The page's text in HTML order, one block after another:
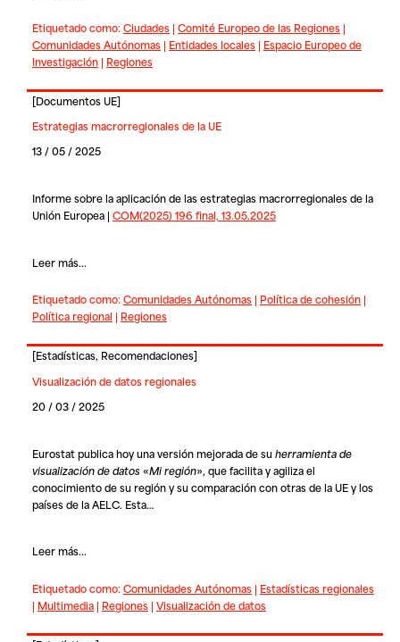
Etiquetado como:Ciudades| Comité Europeo de las Regiones|
Comunidades Autónomas| Entidades locales| Espacio Europeo de
Investigación| Regiones
[Documentos UE]
Estrategias macrorregionales de la UE
13 / 05 / 2025
Informe sobre la aplicación de las estrategias macrorregionales de la
Unión Europea | COM(2025) 196 final, 13.05.2025
Leer más...
Etiquetado como:Comunidades Autónomas| Política de cohesión|
Política regional | Regiones
[Estadísticas, Recomendaciones]
Visualización de datos regionales
20 / 03 / 2025
Eurostat publica hoy una versión mejorada de suherramienta de
visualización de datos«Mi región», que facilita y agiliza el
conocimiento de su región y su comparación con otras de la UE y los
países de la AELC. Esta…
Leer más...
Etiquetado como:Comunidades Autónomas| Estadísticas regionales
| Multimedia| Regiones| Visualización de datos